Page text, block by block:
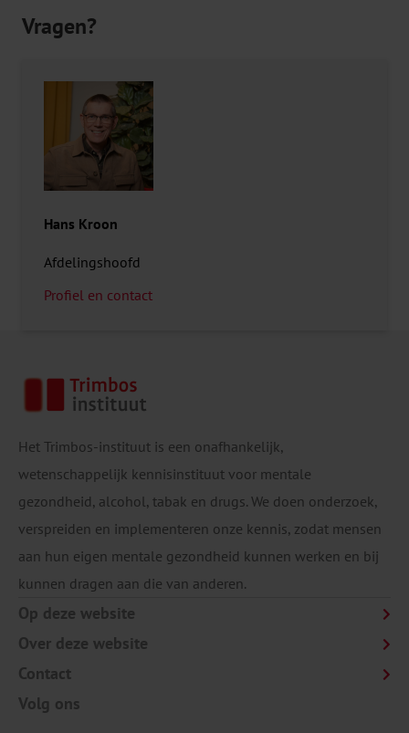
Vragen?
Hans Kroon
Afdelingshoofd
Profiel en contact
Het Trimbos-instituut is een onafhankelijk,
wetenschappelijk kennisinstituut voor mentale
gezondheid, alcohol, tabak en drugs. We doen onderzoek,
verspreiden en implementeren onze kennis, zodat mensen
aan hun eigen mentale gezondheid kunnen werken en bij
kunnen dragen aan die van anderen.
Op deze website
Over deze website
Contact
Volg ons